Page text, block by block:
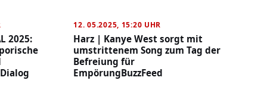
2025:
12. 05.2025, 15:20 UHR
Harz | Kanye West sorgt mit
umstrittenem Song zum Tag der
Befreiung für
EmpörungBuzzFeed